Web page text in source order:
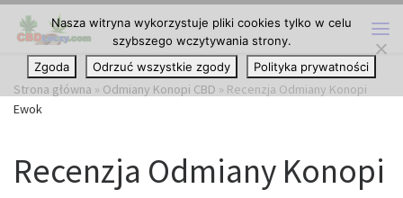
Przejdź do treści
Strona główna » Odmiany Konopi CBD » Recenzja Odmiany Konopi
Ewok
Recenzja Odmiany Konopi
Nasza witryna wykorzystuje pliki cookies tylko w celu
szybszego wczytywania strony.
Zgoda
Odrzuć wszystkie zgody Polityka prywatności